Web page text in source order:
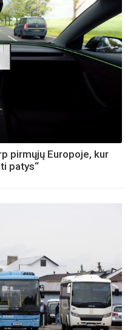
pirmųjų Europoje, kur
patys“